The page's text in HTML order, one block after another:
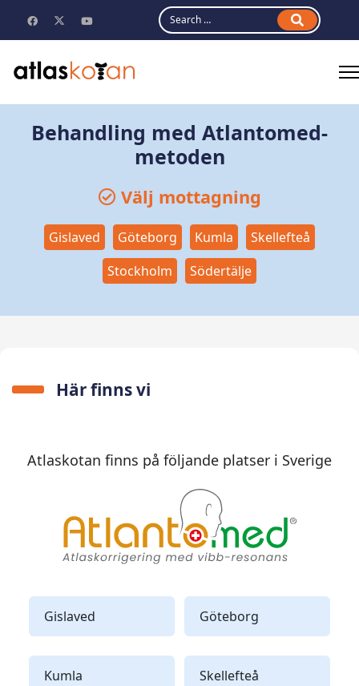
Behandling med Atlantomed-
metoden
Välj mottagning
Gislaved Göteborg Kumla
Skellefteå
Stockholm
Södertälje
Här finns vi
Atlaskotan finns på följande platser i Sverige
Gislaved Göteborg
Kumla Skellefteå